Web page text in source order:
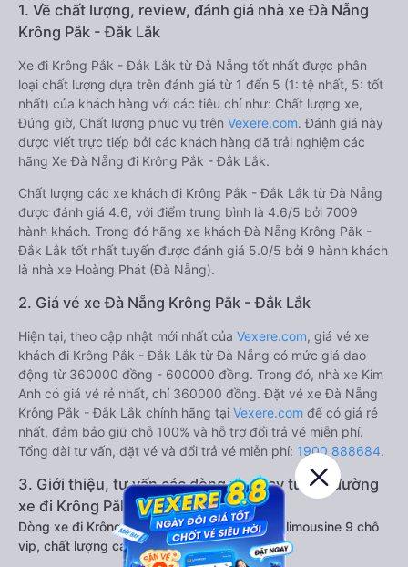
1. Về chất lượng, review, đánh giá nhà xe Đà Nẵng
Krông Pắk - Đắk Lắk
Xe đi Krông Pắk - Đắk Lắk từ Đà Nẵng tốt nhất được phân
loại chất lượng dựa trên đánh giá từ 1 đến 5 (1: tệ nhất, 5: tốt
nhất) của khách hàng với các tiêu chí như: Chất lượng xe,
Đúng giờ, Chất lượng phục vụ trên Vexere.com. Đánh giá này
được viết trực tiếp bởi các khách hàng đã trải nghiệm các
hãng Xe Đà Nẵng đi Krông Pắk - Đắk Lắk.
Chất lượng các xe khách đi Krông Pắk - Đắk Lắk từ Đà Nẵng
được đánh giá 4.6, với điểm trung bình là 4.6/5 bởi 7009
hành khách. Trong đó hãng xe khách Đà Nẵng Krông Pắk -
Đắk Lắk tốt nhất tuyến được đánh giá 5.0/5 bởi 9 hành khách
là nhà xe Hoàng Phát (Đà Nẵng).
2. Giá vé xe Đà Nẵng Krông Pắk - Đắk Lắk
Hiện tại, theo cập nhật mới nhất của Vexere.com, giá vé xe
khách đi Krông Pắk - Đắk Lắk từ Đà Nẵng có mức giá dao
động từ 360000 đồng - 600000 đồng. Trong đó, nhà xe Kim
Anh có giá vé rẻ nhất, chỉ 360000 đồng. Đặt vé xe Đà Nẵng
Krông Pắk - Đắk Lắk chính hãng tại Vexere.com để có giá rẻ
nhất, đảm bảo giữ chỗ 100% và hỗ trợ đổi trả vé miễn phí.
Tổng đài tư vấn, đặt vé và đổi trả vé miễn phí: 1900 888684.
3. Giới thiệu, tư vấn các dòng xe chạy tuyến đường
xe đi Krông Pắk - Đắk Lắk từ Đà Nẵng:
Dòng xe đi Krông Pắk - Đắk Lắk từ Đà Nẵng limousine 9 chỗ
vip, chất lượng cao: Tiện lợi, sang trọng